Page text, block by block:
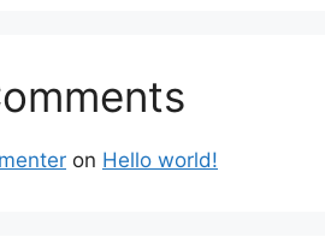
on Hello world!